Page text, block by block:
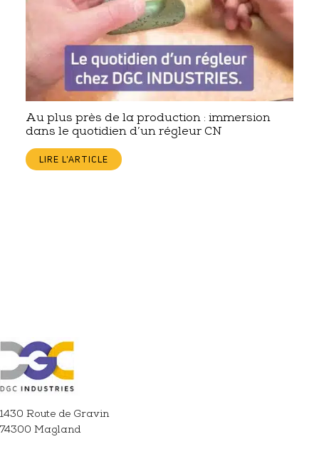
Au plus près de la production : immersion
dans le quotidien d’un régleur CN
LIRE L'ARTICLE
1430 Route de Gravin
74300 Magland